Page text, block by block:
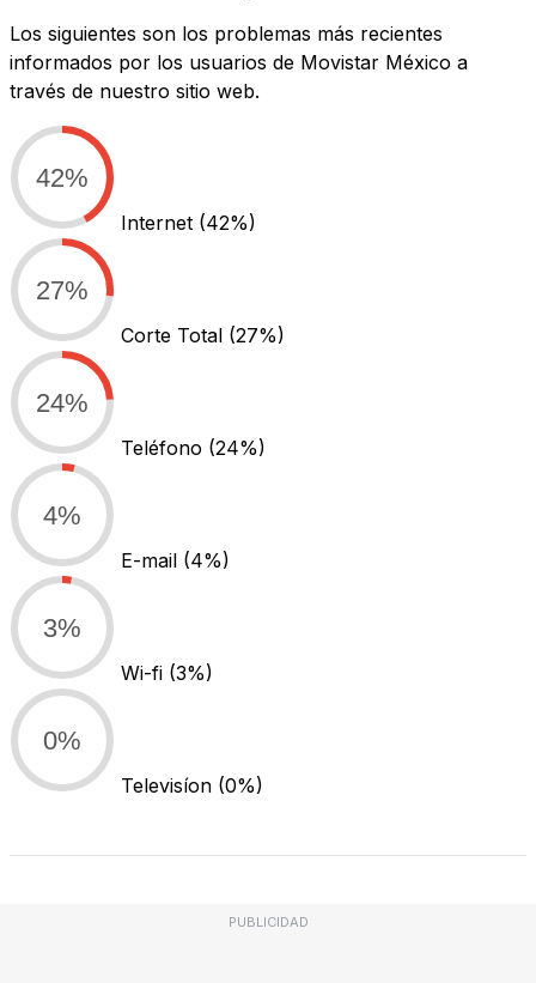
Los siguientes son los problemas más recientes
informados por los usuarios de Movistar México a
través de nuestro sitio web.
42%
Internet (42%)
27%
Corte Total (27%)
24%
Teléfono (24%)
4%
E-mail (4%)
3%
Wi-fi (3%)
0%
Televisíon (0%)
PUBLICIDAD